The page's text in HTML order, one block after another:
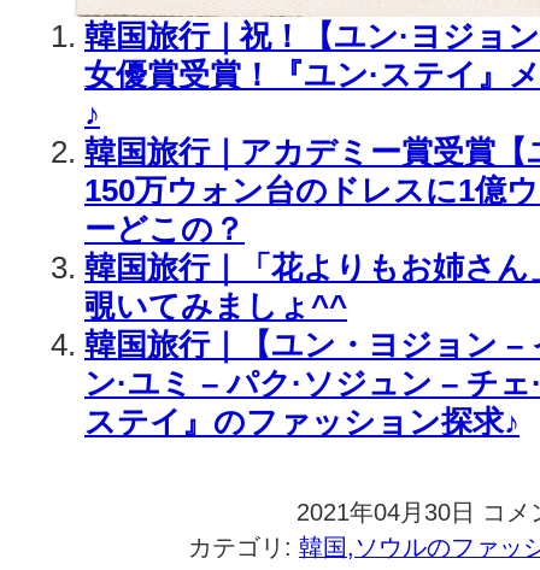
韓国旅行｜祝！【ユン·ヨジョ
女優賞受賞！『ユン·ステイ』
♪
韓国旅行｜アカデミー賞受賞【
150万ウォン台のドレスに1億
ーどこの？
韓国旅行｜「花よりもお姉さ
覗いてみましょ^^
韓国旅行｜【ユン・ヨジョン –
ン·ユミ – パク·ソジュン – チ
ステイ』のファッション探求♪
2021年04月30日
韓
旅
コメ
カテゴリ: 韓国,ソウルのファッ